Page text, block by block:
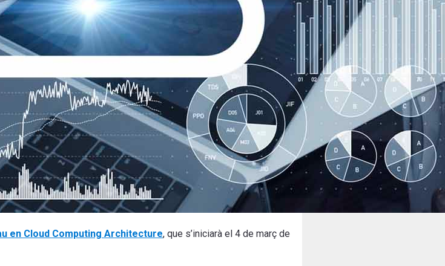
en Cloud Computing Architecture, que s’iniciarà el 4 de març de